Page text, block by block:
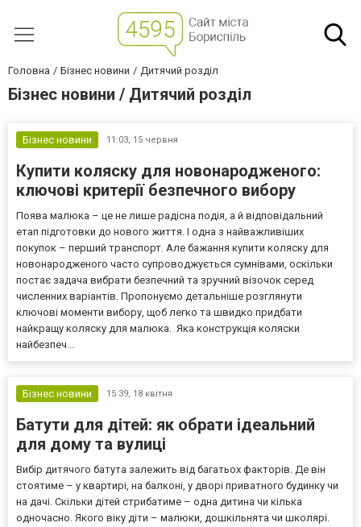
Головна Бізнес новини Дитячий розділ
Бізнес новини / Дитячий розділ
Бізнес новини 11:03, 15 червня
Купити коляску для новонародженого:
ключові критерії безпечного вибору
Поява малюка – це не лише радісна подія, а й відповідальний
етап підготовки до нового життя. І одна з найважливіших
покупок – перший транспорт. Але бажання купити коляску для
новонародженого часто супроводжується сумнівами, оскільки
постає задача вибрати безпечний та зручний візочок серед
численних варіантів. Пропонуємо детальніше розглянути
ключові моменти вибору, щоб легко та швидко придбати
найкращу коляску для малюка. Яка конструкція коляски
найбезпеч...
Бізнес новини 15:39, 18 квітня
Батути для дітей: як обрати ідеальний
для дому та вулиці
Вибір дитячого батута залежить від багатьох факторів. Де він
стоятиме – у квартирі, на балконі, у дворі приватного будинку чи
на дачі. Скільки дітей стрибатиме – одна дитина чи кілька
одночасно. Якого віку діти – малюки, дошкільнята чи школярі.